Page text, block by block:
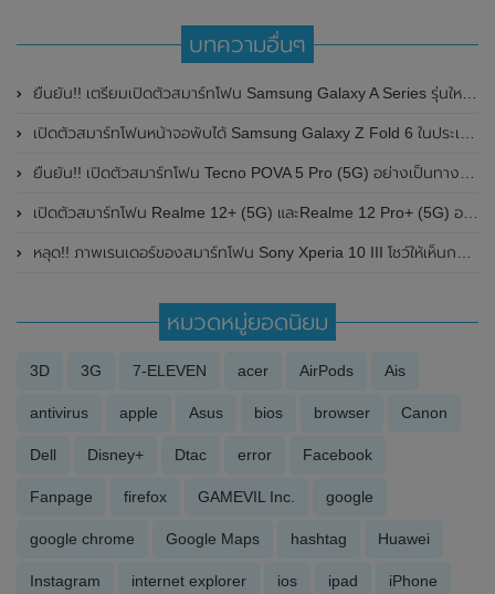
บทความอื่นๆ
ยืนยัน!! เตรียมเปิดตัวสมาร์ทโฟน Samsung Galaxy A Series รุ่นใหม่ ในวันที่ 17 มีนาคม 2022 นี้
เปิดตัวสมาร์ทโฟนหน้าจอพับได้ Samsung Galaxy Z Fold 6 ในประเทศไทยอย่างเป็นทางการแล้ว ในราคาเริ่มต้นที่ 63,900 บาท
ยืนยัน!! เปิดตัวสมาร์ทโฟน Tecno POVA 5 Pro (5G) อย่างเป็นทางการในประเทศไทยวันที่ 10 ตุลาคม 2023 นี้
เปิดตัวสมาร์ทโฟน Realme 12+ (5G) และRealme 12 Pro+ (5G) อย่างเป็นทางการในประเทศไทย ในราคาเริ่มต้น 9,999 บาท
หลุด!! ภาพเรนเดอร์ของสมาร์ทโฟน Sony Xperia 10 III โชว์ให้เห็นกล้องหลัง 3 ตัว , ดีไซน์ยังคงเหมือนเดิมไม่เปลี่ยนแปลง
หมวดหมู่ยอดนิยม
3D 3G 7-ELEVEN acer AirPods Ais
antivirus apple Asus bios browser Canon
Dell Disney+ Dtac error Facebook
Fanpage firefox GAMEVIL Inc. google
google chrome Google Maps hashtag Huawei
Instagram internet explorer ios ipad iPhone